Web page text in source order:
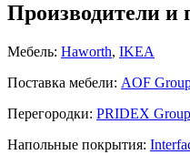
Производители и
Мебель: Haworth, IKEA
Поставка мебели: AOF
Перегородки: PRIDEX Group
Напольные покрытия: